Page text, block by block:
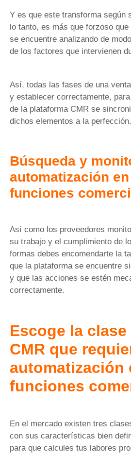
Y es que este transforma según
lo tanto, es más que forzoso
se encuentre analizando de
de los factores que intervienen
Así, todas las fases de una
y establecer correctamente,
de la plataforma CMR se
dichos elementos a la perfección.
Búsqueda y
automatización
funciones
Así como los proveedores
su trabajo y el cumplimiento de
formas debes encomendarte la
que la plataforma se encuentre
y que las acciones se estén
correctamente.
Escoge la
CMR que
automatización
funciones
En el mercado existen tres
con sus características bien
para que calcules tus labores